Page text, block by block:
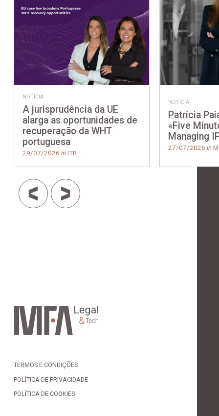
NOTÍCIA
A jurisprudência da UE
alarga as oportunidades de
recuperação da WHT
portuguesa
29/07/2026 inITR
NOTÍCIA
Patrícia
«Five
Managing
27/07/2026 in
TERMOS E CONDIÇÕES
POLÍTICA DE PRIVACIDADE
POLÍTICA DE COOKIES